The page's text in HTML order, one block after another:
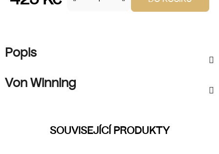
Popis
Von Winning
SOUVISEJÍCÍ PRODUKTY